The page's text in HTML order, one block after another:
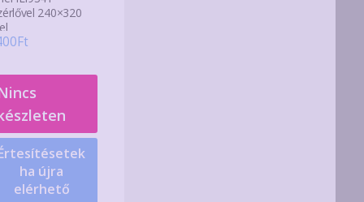
240×320
Ft
ha újra
elérhető